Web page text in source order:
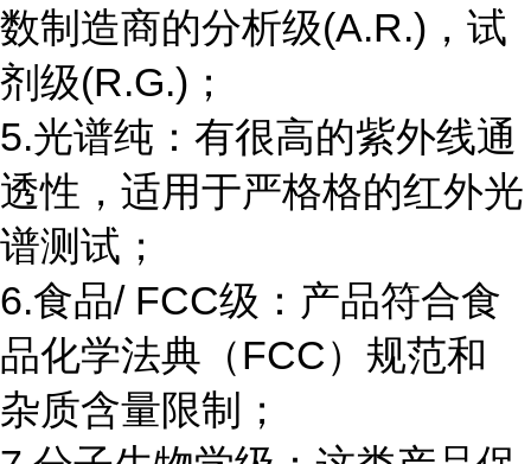
数制造商的分析级(A.R.)，试
剂级(R.G.)；
5.光谱纯：有很高的紫外线通
透性，适用于严格格的红外光
谱测试；
6.食品/ FCC级：产品符合食
品化学法典（FCC）规范和
杂质含量限制；